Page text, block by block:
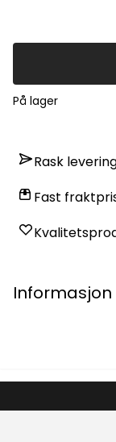
På lager
Rask
Fast
Informasjon